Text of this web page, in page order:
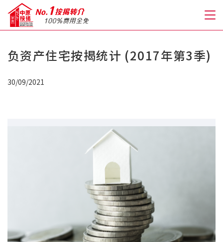
关于我们
新盘优越按揭优惠
负资产住宅按揭统计 (2017年第3季)
30/09/2021